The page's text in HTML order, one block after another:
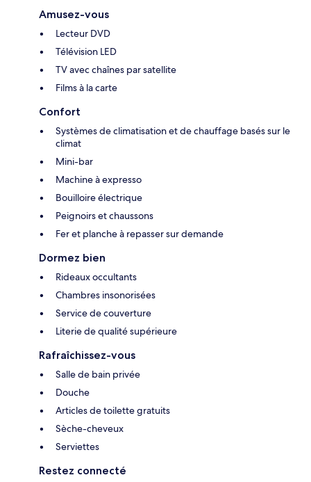
Amusez-vous
Lecteur DVD
Télévision LED
TV avec chaînes par satellite
Films à la carte
Confort
Systèmes de climatisation et de chauffage basés sur le
climat
Mini-bar
Machine à expresso
Bouilloire électrique
Peignoirs et chaussons
Fer et planche à repasser sur demande
Dormez bien
Rideaux occultants
Chambres insonorisées
Service de couverture
Literie de qualité supérieure
Rafraîchissez-vous
Salle de bain privée
Douche
Articles de toilette gratuits
Sèche-cheveux
Serviettes
Restez connecté